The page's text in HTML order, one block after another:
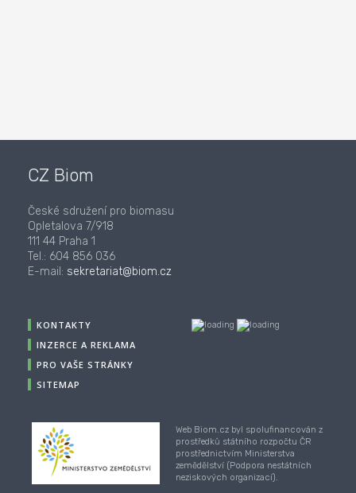
CZ Biom
České sdružení pro biomasu
Opletalova 7/918
111 44 Praha 1
Tel.: 604 856 036
E-mail: sekretariat@biom.cz
KONTAKTY
INZERCE A REKLAMA
PRO VAŠE STRÁNKY
SITEMAP
Web Biom.cz byl spolufinancován z
prostředků státního rozpočtu ČR
prostřednictvím Ministerstva
zemědělství (Podpora nestátních
neziskových organizací).